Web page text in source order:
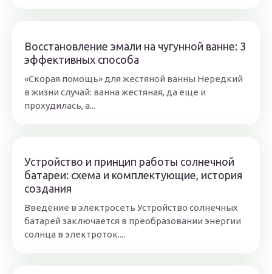
Восстановление эмали на чугунной ванне: 3
эффективных способа
«Скорая помощь» для жестяной ванны Нередкий
в жизни случай: ванна жестяная, да еще и
прохудилась, а...
Устройство и принцип работы солнечной
батареи: схема и комплектующие, история
создания
Введение в электросеть Устройство солнечных
батарей заключается в преобразовании энергии
солнца в электроток....